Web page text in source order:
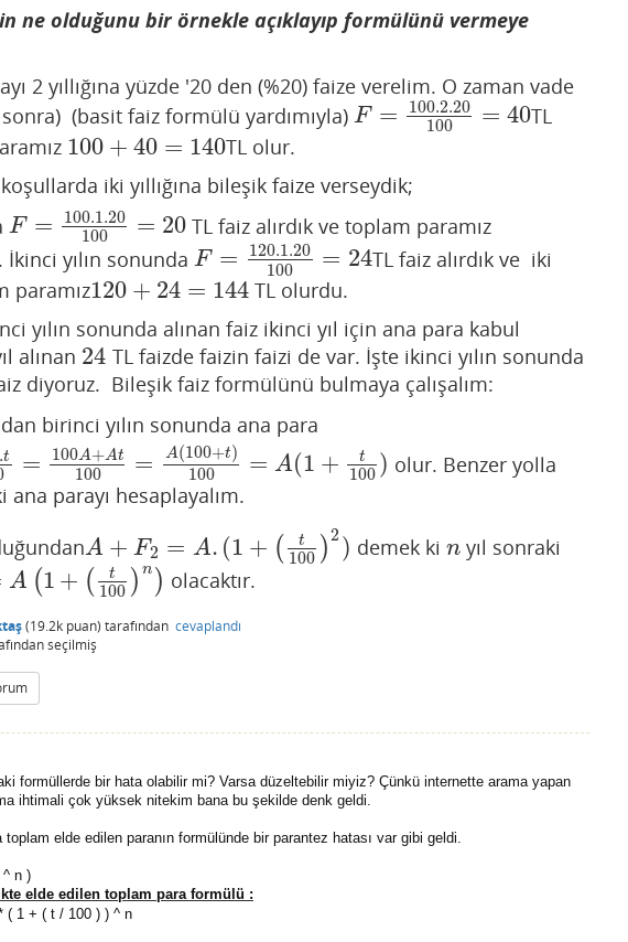
ne olduğunu bir örnekle açıklayıp formülünü vermeye
2 yıllığına yüzde '20 den (%20) faize verelim. O zaman vade
(basit faiz formülü yardımıyla) F =
100.2.20
100
= 40
F= 100.2.20100=40 TL
100 + 40 = 140
100+40 =140
TL olur.
iki yıllığına bileşik faize verseydik;
F =
100.1.20
100
= 20
F= 100.1.20100=20 TL faiz alırdık ve toplam paramız
İkinci yılın sonundaF =
120.1.20
100
= 24
F= 120.1.20100=24 TL faiz alırdık ve iki
paramız120 + 24 = 144
120+24 =144
TL olurdu.
yılın sonunda alınan faiz ikinci yıl için ana para kabul
alınan 24
24 TL faizde faizin faizi de var. İşte ikinci yılın sonunda
diyoruz. Bileşik faiz formülünü bulmaya çalışalım:
birinci yılın sonunda ana para
.t = 100A+At
100 = A (100+t)
100
= A(1 + t
100 )
A +A t100=A(100+ )100=A(1 +t100)
olur. Benzer yolla
ana parayı hesaplayalım.
A + F2 = A. (1 + ( t
100 )2 )
A+ F2 =A. 1+ t100)2 ) demek kin
n yıl sonraki
A (1 + ( t
100 ) n )
100)n ) olacaktır.
(19.2k puan) tarafından cevaplandı
seçilmiş
formüllerde bir hata olabilir mi? Varsa düzeltebilir miyiz? Çünkü internette arama yapan
ihtimali çok yüksek nitekim bana bu şekilde denk geldi.
elde edilen paranın formülünde bir parantez hatası var gibi geldi.
n )
elde edilen toplam para formülü :
( 1 + ( t / 100 ) ) ^ n